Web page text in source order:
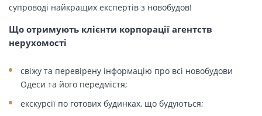
супроводі найкращих експертів з новобудов!
Що отримують клієнти корпорації агентств
нерухомості
свіжу та перевірену інформацію про всі новобудови
Одеси та його передмістя;
екскурсії по готових будинках, що будуються;